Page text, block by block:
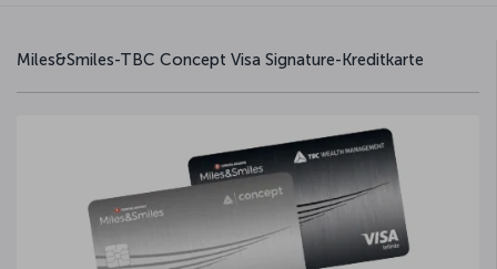
Miles&Smiles-TBC Concept Visa Signature-Kreditkarte